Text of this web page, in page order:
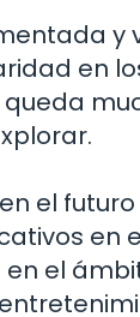
y
en
el
en
el